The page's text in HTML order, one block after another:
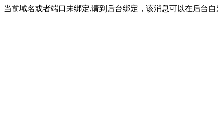
当前域名或者端口未绑定,请到后台绑定，该消息可以在后台自